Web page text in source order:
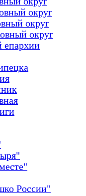
округ
округ
округ
епархии
России"